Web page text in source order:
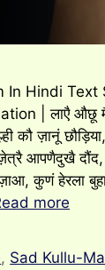
In Hindi Text
| लाएै औछू मैं
कौ ज़ानूं
ज़ेत्रै आपणैदुखै
कुणं हेरला
more
, Sad Kullu-